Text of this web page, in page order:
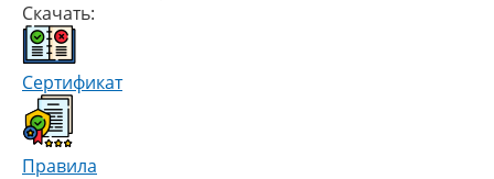
Скачать:
Сертификат
Правила